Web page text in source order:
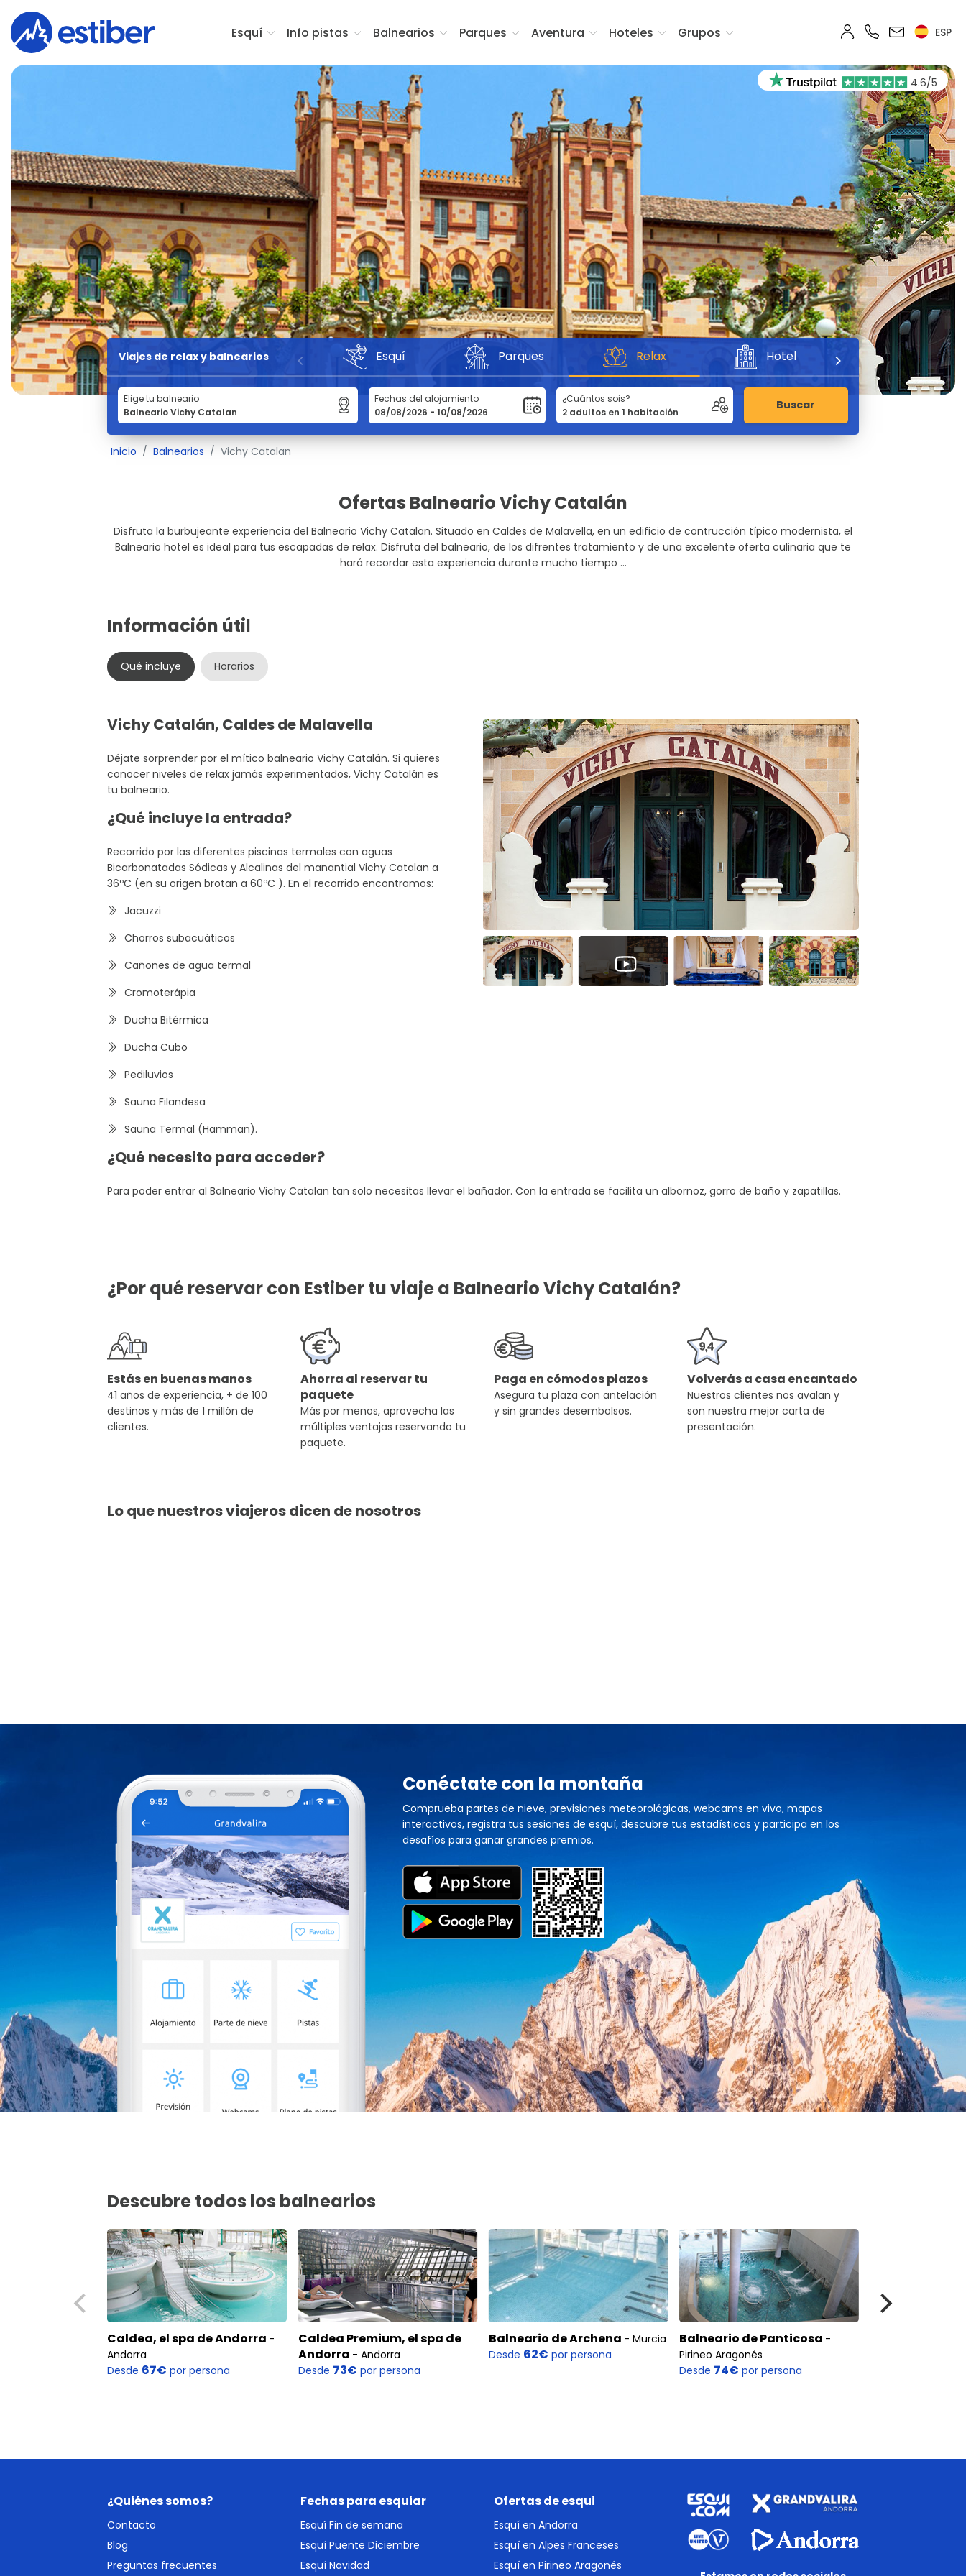
Esquí Info pistas Balnearios Parques Aventura Hoteles Grupos ESP
4.6/5
Viajes de relax y balnearios Esquí Parques Relax Hotel Aventura
Elige tu balneario Fechas del alojamiento ¿Cuántos sois? Buscar
Inicio Balnearios Vichy Catalan
Ofertas Balneario Vichy Catalán
Disfruta la burbujeante experiencia del Balneario Vichy Catalan. Situado en Caldes de Malavella, en un edificio de contrucción típico modernista, el
Balneario hotel es ideal para tus escapadas de relax. Disfruta del balneario, de los difrentes tratamiento y de una excelente oferta culinaria que te
hará recordar esta experiencia durante mucho tiempo ...
Información útil
Qué incluye Horarios
Vichy Catalán, Caldes de Malavella
Déjate sorprender por el mítico balneario Vichy Catalán. Si quieres
conocer niveles de relax jamás experimentados, Vichy Catalán es
tu balneario.
¿Qué incluye la entrada?
Recorrido por las diferentes piscinas termales con aguas
Bicarbonatadas Sódicas y Alcalinas del manantial Vichy Catalan a
36ºC (en su origen brotan a 60ºC ). En el recorrido encontramos:
Jacuzzi
Chorros subacuàticos
Cañones de agua termal
Cromoterápia
Ducha Bitérmica
Ducha Cubo
Pediluvios
Sauna Filandesa
Sauna Termal (Hamman).
¿Qué necesito para acceder?
Para poder entrar al Balneario Vichy Catalan tan solo necesitas llevar el bañador. Con la entrada se facilita un albornoz, gorro de baño y zapatillas.
¿Por qué reservar con Estiber tu viaje a Balneario Vichy Catalán?
Estás en buenas manos
41 años de experiencia, + de 100
destinos y más de 1 millón de
clientes.
Ahorra al reservar tu
paquete
Más por menos, aprovecha las
múltiples ventajas reservando tu
paquete.
Paga en cómodos plazos
Asegura tu plaza con antelación
y sin grandes desembolsos.
Volverás a casa encantado
Nuestros clientes nos avalan y
son nuestra mejor carta de
presentación.
Lo que nuestros viajeros dicen de nosotros
Conéctate con la montaña
Comprueba partes de nieve, previsiones meteorológicas, webcams en vivo, mapas
interactivos, registra tus sesiones de esquí, descubre tus estadísticas y participa en los
desafíos para ganar grandes premios.
Descubre todos los balnearios
Caldea, el spa de Andorra -
Andorra
Desde 67€ por persona
Caldea Premium, el spa de
Andorra - Andorra
Desde 73€ por persona
Balneario de Archena - Murcia
Desde 62€ por persona
Balneario de Panticosa -
Pirineo Aragonés
Desde 74€ por persona
¿Quiénes somos?
Contacto
Blog
Preguntas frecuentes
Fechas para esquiar
Esquí Fin de semana
Esquí Puente Diciembre
Esquí Navidad
Ofertas de esqui
Esquí en Andorra
Esquí en Alpes Franceses
Esquí en Pirineo Aragonés